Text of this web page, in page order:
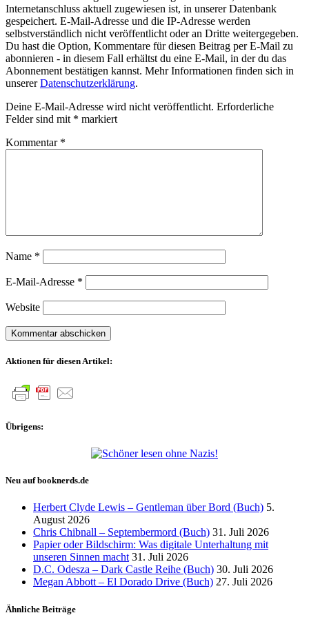
Internetanschluss aktuell zugewiesen ist, in unserer Datenbank
gespeichert. E-Mail-Adresse und die IP-Adresse werden
selbstverständlich nicht veröffentlicht oder an Dritte weitergegeben.
Du hast die Option, Kommentare für diesen Beitrag per E-Mail zu
abonnieren - in diesem Fall erhältst du eine E-Mail, in der du das
Abonnement bestätigen kannst. Mehr Informationen finden sich in
unsererDatenschutzerklärung.
Deine E-Mail-Adresse wird nicht veröffentlicht. Erforderliche
Felder sind mit * markiert
Kommentar *
Name *
E-Mail-Adresse *
Website
Aktionen für diesen Artikel:
Übrigens:
Neu auf booknerds.de
Herbert Clyde Lewis – Gentleman über Bord (Buch) 5.
August 2026
Chris Chibnall – Septembermord (Buch) 31. Juli 2026
Papier oder Bildschirm: Was digitale Unterhaltung mit
unseren Sinnen macht 31. Juli 2026
D.C. Odesza – Dark Castle Reihe (Buch) 30. Juli 2026
Megan Abbott – El Dorado Drive (Buch) 27. Juli 2026
Ähnliche Beiträge